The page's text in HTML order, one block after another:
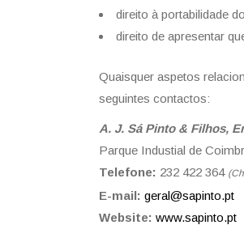
direito à portabilidade
direito de apresentar
Quaisquer aspetos
seguintes contactos:
A. J. Sá Pinto & Filhos,
Parque Industial de
Telefone: 232 422 364
E-mail: geral@sapinto.pt
Website: www.sapinto.pt